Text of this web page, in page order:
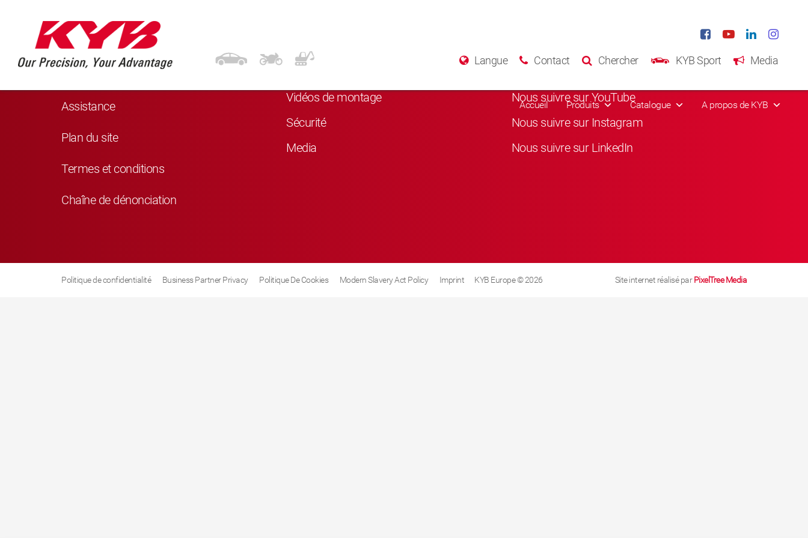
Langue Contact Chercher KYB Sport Media
Accueil Produits Catalogue A propos de KYB
Navigation
Assistance
Plan du site
Termes et conditions
Chaîne de dénonciation
Vidéos de montage
Sécurité
Media
Nous suivre sur YouTube
Nous suivre sur Instagram
Nous suivre sur LinkedIn
Politique de confidentialité Business Partner Privacy Politique De Cookies Modern Slavery Act Policy Imprint KYB Europe © 2026 Site internet réalisé parPixelTree Media